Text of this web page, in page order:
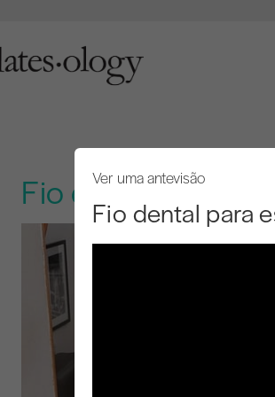
Fio dental para
Ver uma antevisão
Fio dental para